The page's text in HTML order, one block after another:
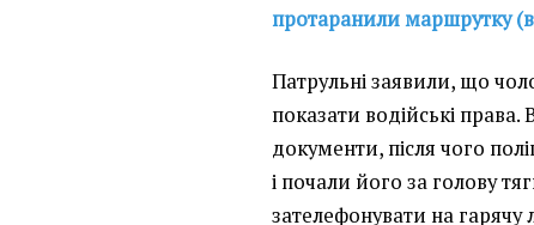
протаранили маршрутку
Патрульні заявили, що
показати водійські
документи, після чого
і почали його за голову
зателефонувати на